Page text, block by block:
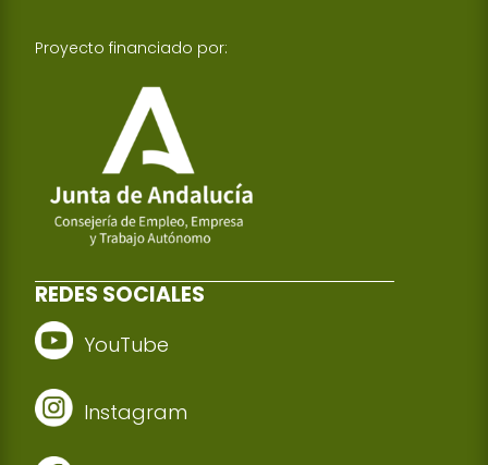
Proyecto financiado por:
REDES SOCIALES
YouTube
Instagram